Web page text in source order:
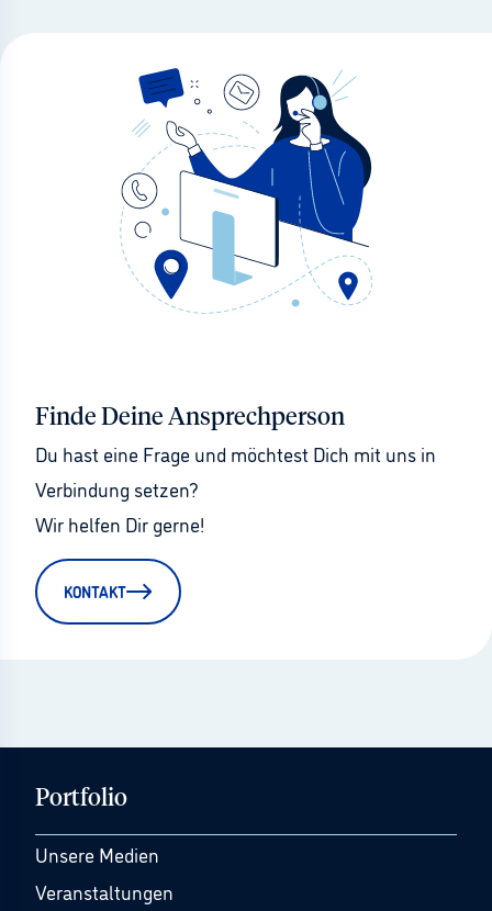
Finde Deine Ansprechperson
Du hast eine Frage und möchtest Dich mit uns in
Verbindung setzen?
Wir helfen Dir gerne!
KONTAKT
Portfolio
Unsere Medien
Veranstaltungen